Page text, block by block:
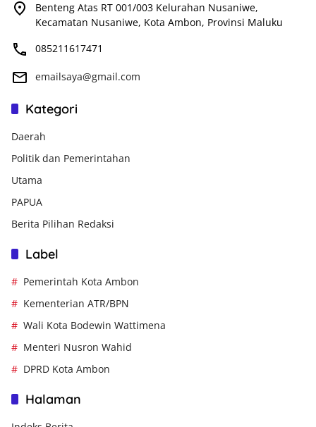
Benteng Atas RT 001/003 Kelurahan Nusaniwe,
Kecamatan Nusaniwe, Kota Ambon, Provinsi Maluku
085211617471
emailsaya@gmail.com
Kategori
Daerah
Politik dan Pemerintahan
Utama
PAPUA
Berita Pilihan Redaksi
Label
Pemerintah Kota Ambon
Kementerian ATR/BPN
Wali Kota Bodewin Wattimena
Menteri Nusron Wahid
DPRD Kota Ambon
Halaman